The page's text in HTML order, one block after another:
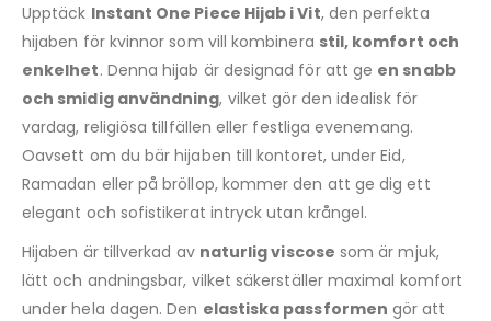
Upptäck Instant One Piece Hijab i Vit, den perfekta
hijaben för kvinnor som vill kombinera stil, komfort och
enkelhet. Denna hijab är designad för att ge en snabb
och smidig användning, vilket gör den idealisk för
vardag, religiösa tillfällen eller festliga evenemang.
Oavsett om du bär hijaben till kontoret, under Eid,
Ramadan eller på bröllop, kommer den att ge dig ett
elegant och sofistikerat intryck utan krångel.
Hijaben är tillverkad av naturlig viscose som är mjuk,
lätt och andningsbar, vilket säkerställer maximal komfort
under hela dagen. Den elastiska passformen gör att